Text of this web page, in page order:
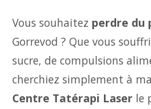
Vous souhaitez perdre du
Gorrevod ? Que vous
sucre, de compulsions
cherchiez simplement à
Centre Tatérapi Laser le